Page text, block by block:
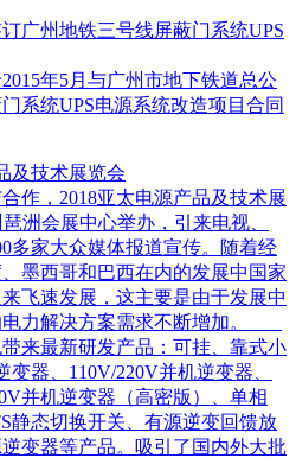
广州地铁三号线屏蔽门系统UPS
年5月与广州市地下铁道总公
系统UPS电源系统改造项目合同
及技术展览会
作，2018亚太电源产品及技术展
洲会展中心举办，引来电视、
多家大众媒体报道宣传。随着经
墨西哥和巴西在内的发展中国家
飞速发展，这主要是由于发展中
电力解决方案需求不断增加。
来最新研发产品：可挂、靠式小
器、110V/220V并机逆变器、
并机逆变器（高密版）、单相
静态切换开关、有源逆变回馈放
变器等产品。吸引了国内外大批